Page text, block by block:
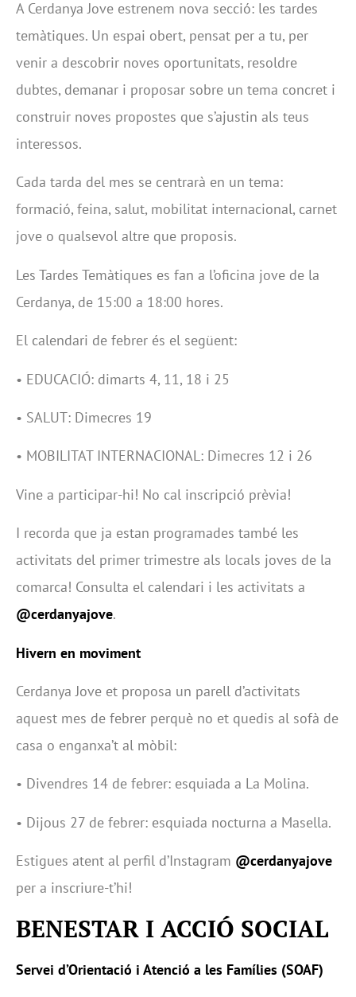
A Cerdanya Jove estrenem nova secció: les tardes
temàtiques. Un espai obert, pensat per a tu, per
venir a descobrir noves oportunitats, resoldre
dubtes, demanar i proposar sobre un tema concret i
construir noves propostes que s’ajustin als teus
interessos.
Cada tarda del mes se centrarà en un tema:
formació, feina, salut, mobilitat internacional, carnet
jove o qualsevol altre que proposis.
Les Tardes Temàtiques es fan a l’oficina jove de la
Cerdanya, de 15:00 a 18:00 hores.
El calendari de febrer és el següent:
• EDUCACIÓ: dimarts 4, 11, 18 i 25
• SALUT: Dimecres 19
• MOBILITAT INTERNACIONAL: Dimecres 12 i 26
Vine a participar-hi! No cal inscripció prèvia!
I recorda que ja estan programades també les
activitats del primer trimestre als locals joves de la
comarca! Consulta el calendari i les activitats a
@cerdanyajove.
Hivern en moviment
Cerdanya Jove et proposa un parell d’activitats
aquest mes de febrer perquè no et quedis al sofà de
casa o enganxa’t al mòbil:
• Divendres 14 de febrer: esquiada a La Molina.
• Dijous 27 de febrer: esquiada nocturna a Masella.
Estigues atent al perfil d’Instagram @cerdanyajove
per a inscriure-t’hi!
BENESTAR I ACCIÓ SOCIAL
Servei d’Orientació i Atenció a les Famílies (SOAF)